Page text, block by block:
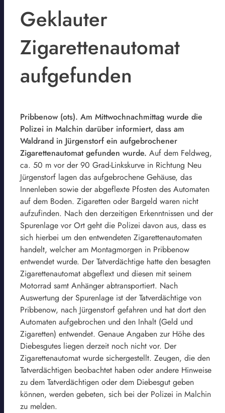
Geklauter
Zigarettenautomat
aufgefunden
Pribbenow (ots). Am Mittwochnachmittag wurde die
Polizei in Malchin darüber informiert, dass am
Waldrand in Jürgenstorf ein aufgebrochener
Zigarettenautomat gefunden wurde. Auf dem Feldweg,
ca. 50 m vor der 90 Grad-Linkskurve in Richtung Neu
Jürgenstorf lagen das aufgebrochene Gehäuse, das
Innenleben sowie der abgeflexte Pfosten des Automaten
auf dem Boden. Zigaretten oder Bargeld waren nicht
aufzufinden. Nach den derzeitigen Erkenntnissen und der
Spurenlage vor Ort geht die Polizei davon aus, dass es
sich hierbei um den entwendeten Zigarettenautomaten
handelt, welcher am Montagmorgen in Pribbenow
entwendet wurde. Der Tatverdächtige hatte den besagten
Zigarettenautomat abgeflext und diesen mit seinem
Motorrad samt Anhänger abtransportiert. Nach
Auswertung der Spurenlage ist der Tatverdächtige von
Pribbenow, nach Jürgenstorf gefahren und hat dort den
Automaten aufgebrochen und den Inhalt (Geld und
Zigaretten) entwendet. Genaue Angaben zur Höhe des
Diebesgutes liegen derzeit noch nicht vor. Der
Zigarettenautomat wurde sichergestellt. Zeugen, die den
Tatverdächtigen beobachtet haben oder andere Hinweise
zu dem Tatverdächtigen oder dem Diebesgut geben
können, werden gebeten, sich bei der Polizei in Malchin
zu melden.